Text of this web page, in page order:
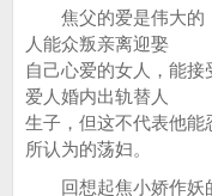
焦父的爱是伟大的
人能众叛亲离迎娶
自己心爱的女人，能
爱人婚内出轨替人
生子，但这不代表他能
所认为的荡妇。
回想起焦小娇作妖